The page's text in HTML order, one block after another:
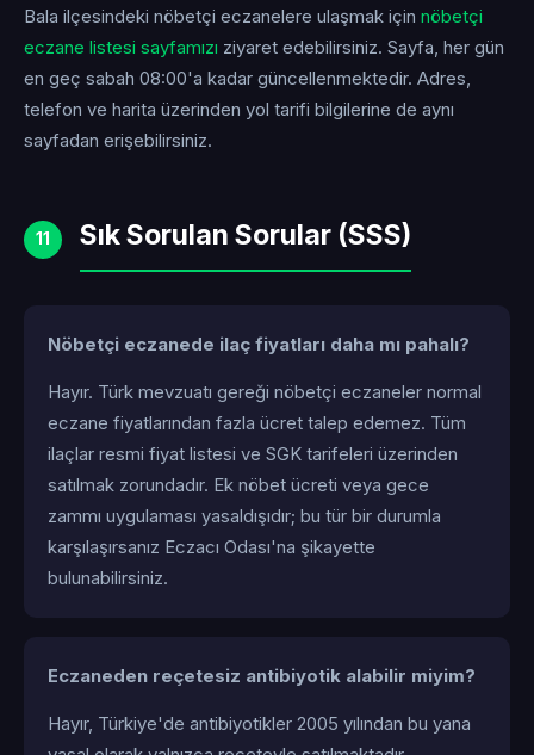
Bala ilçesindeki nöbetçi eczanelere ulaşmak için nöbetçi
eczane listesi sayfamızı ziyaret edebilirsiniz. Sayfa, her gün
en geç sabah 08:00'a kadar güncellenmektedir. Adres,
telefon ve harita üzerinden yol tarifi bilgilerine de aynı
sayfadan erişebilirsiniz.
11 Sık Sorulan Sorular (SSS)
Nöbetçi eczanede ilaç fiyatları daha mı pahalı?
Hayır. Türk mevzuatı gereği nöbetçi eczaneler normal
eczane fiyatlarından fazla ücret talep edemez. Tüm
ilaçlar resmi fiyat listesi ve SGK tarifeleri üzerinden
satılmak zorundadır. Ek nöbet ücreti veya gece
zammı uygulaması yasaldışıdır; bu tür bir durumla
karşılaşırsanız Eczacı Odası'na şikayette
bulunabilirsiniz.
Eczaneden reçetesiz antibiyotik alabilir miyim?
Hayır, Türkiye'de antibiyotikler 2005 yılından bu yana